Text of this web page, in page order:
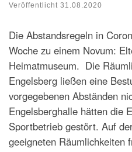
Veröffentlicht 31.08.2020
Die Abstandsregeln in
Woche zu einem Novum:
Heimatmuseum. Die
Engelsberg ließen eine
vorgegebenen Abständen
Engelsberghalle hätten die
Sportbetrieb gestört. Auf
geeigneten Räumlichkeiten